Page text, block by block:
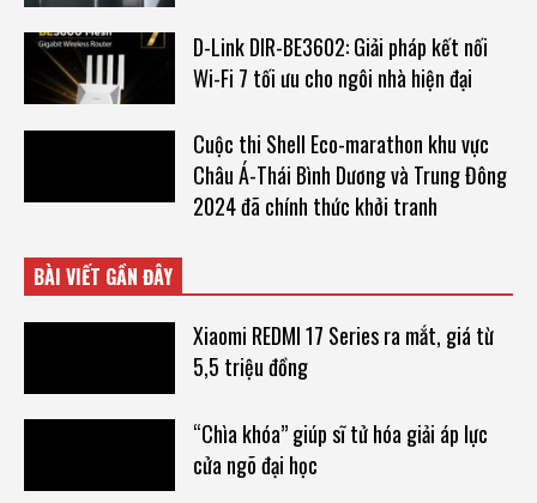
D-Link DIR-BE3602: Giải pháp kết nối
Wi-Fi 7 tối ưu cho ngôi nhà hiện đại
Cuộc thi Shell Eco-marathon khu vực
Châu Á-Thái Bình Dương và Trung Đông
2024 đã chính thức khởi tranh
BÀI VIẾT GẦN ĐÂY
Xiaomi REDMI 17 Series ra mắt, giá từ
5,5 triệu đồng
“Chìa khóa” giúp sĩ tử hóa giải áp lực
cửa ngõ đại học